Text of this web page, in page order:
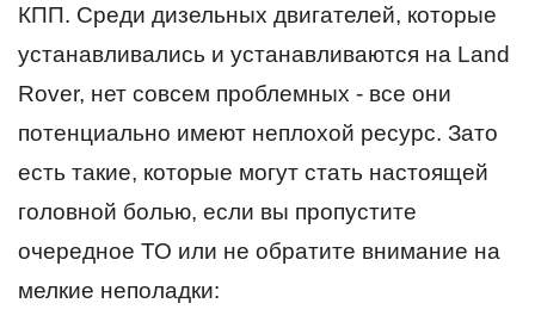
КПП. Среди дизельных двигателей, которые
устанавливались и устанавливаются на Land
Rover, нет совсем проблемных - все они
потенциально имеют неплохой ресурс. Зато
есть такие, которые могут стать настоящей
головной болью, если вы пропустите
очередное ТО или не обратите внимание на
мелкие неполадки: